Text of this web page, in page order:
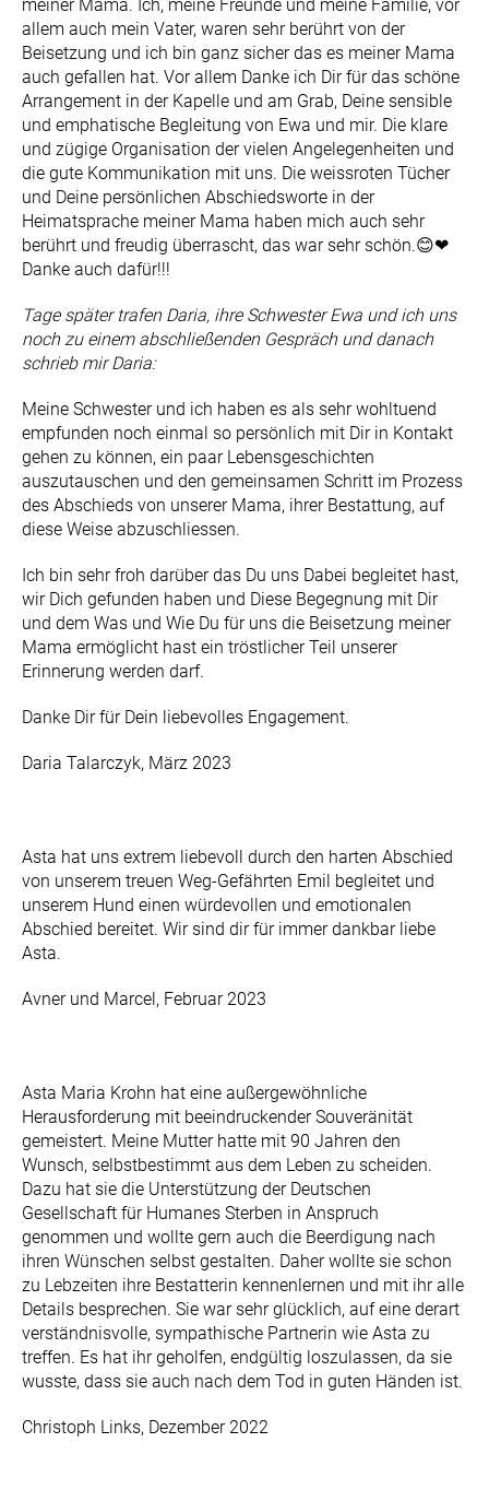
meiner Mama. Ich, meine Freunde und meine Familie, vor
allem auch mein Vater, waren sehr berührt von der
Beisetzung und ich bin ganz sicher das es meiner Mama
auch gefallen hat. Vor allem Danke ich Dir für das schöne
Arrangement in der Kapelle und am Grab, Deine sensible
und emphatische Begleitung von Ewa und mir. Die klare
und zügige Organisation der vielen Angelegenheiten und
die gute Kommunikation mit uns. Die weissroten Tücher
und Deine persönlichen Abschiedsworte in der
Heimatsprache meiner Mama haben mich auch sehr
berührt und freudig überrascht, das war sehr schön.😊❤
Danke auch dafür!!!
Tage später trafen Daria, ihre Schwester Ewa und ich uns
noch zu einem abschließenden Gespräch und danach
schrieb mir Daria:
Meine Schwester und ich haben es als sehr wohltuend
empfunden noch einmal so persönlich mit Dir in Kontakt
gehen zu können, ein paar Lebensgeschichten
auszutauschen und den gemeinsamen Schritt im Prozess
des Abschieds von unserer Mama, ihrer Bestattung, auf
diese Weise abzuschliessen.
Ich bin sehr froh darüber das Du uns Dabei begleitet hast,
wir Dich gefunden haben und Diese Begegnung mit Dir
und dem Was und Wie Du für uns die Beisetzung meiner
Mama ermöglicht hast ein tröstlicher Teil unserer
Erinnerung werden darf.
Danke Dir für Dein liebevolles Engagement.
Daria Talarczyk, März 2023
Asta hat uns extrem liebevoll durch den harten Abschied
von unserem treuen Weg-Gefährten Emil begleitet und
unserem Hund einen würdevollen und emotionalen
Abschied bereitet. Wir sind dir für immer dankbar liebe
Asta.
Avner und Marcel, Februar 2023
Asta Maria Krohn hat eine außergewöhnliche
Herausforderung mit beeindruckender Souveränität
gemeistert. Meine Mutter hatte mit 90 Jahren den
Wunsch, selbstbestimmt aus dem Leben zu scheiden.
Dazu hat sie die Unterstützung der Deutschen
Gesellschaft für Humanes Sterben in Anspruch
genommen und wollte gern auch die Beerdigung nach
ihren Wünschen selbst gestalten. Daher wollte sie schon
zu Lebzeiten ihre Bestatterin kennenlernen und mit ihr alle
Details besprechen. Sie war sehr glücklich, auf eine derart
verständnisvolle, sympathische Partnerin wie Asta zu
treffen. Es hat ihr geholfen, endgültig loszulassen, da sie
wusste, dass sie auch nach dem Tod in guten Händen ist.
Christoph Links, Dezember 2022